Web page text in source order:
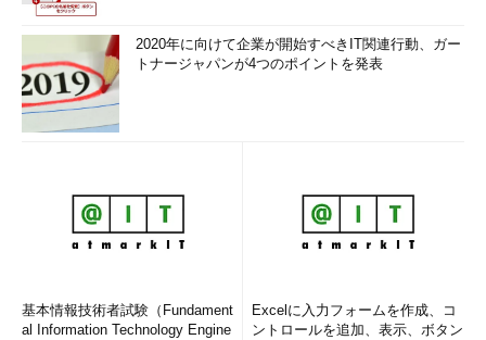
2020年に向けて企業が開始すべきIT関連行動、ガー
トナージャパンが4つのポイントを発表
基本情報技術者試験（Fundament
al Information Technology Engine
Excelに入力フォームを作成、コ
ントロールを追加、表示、ボタン